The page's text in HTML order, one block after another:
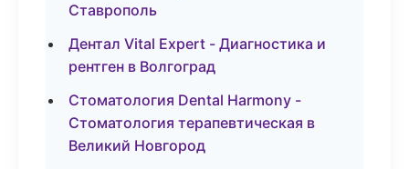
Ставрополь
Дентал Vital Expert - Диагностика и
рентген в Волгоград
Стоматология Dental Harmony -
Стоматология терапевтическая в
Великий Новгород